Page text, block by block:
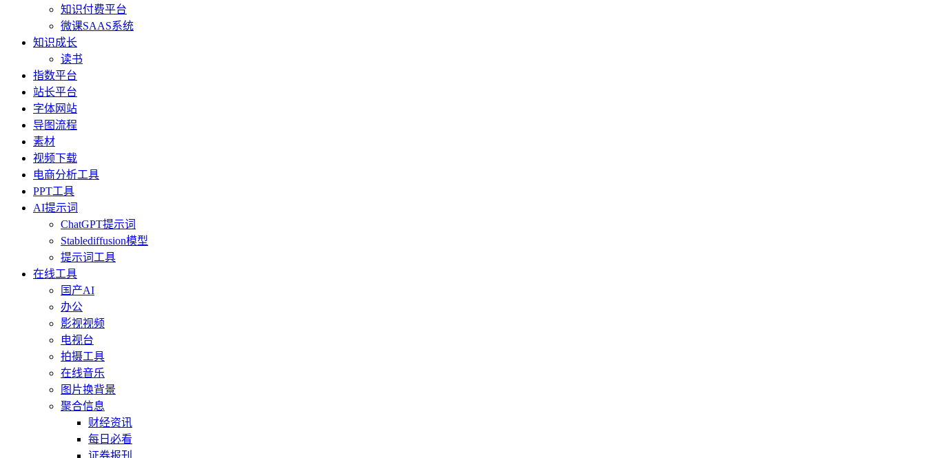
知识付费平台
微课SAAS系统
知识成长
读书
指数平台
站长平台
字体网站
导图流程
素材
视频下载
电商分析工具
PPT工具
AI提示词
ChatGPT提示词
Stablediffusion模型
提示词工具
在线工具
国产AI
办公
影视视频
电视台
拍摄工具
在线音乐
图片换背景
聚合信息
财经资讯
每日必看
证券报刊